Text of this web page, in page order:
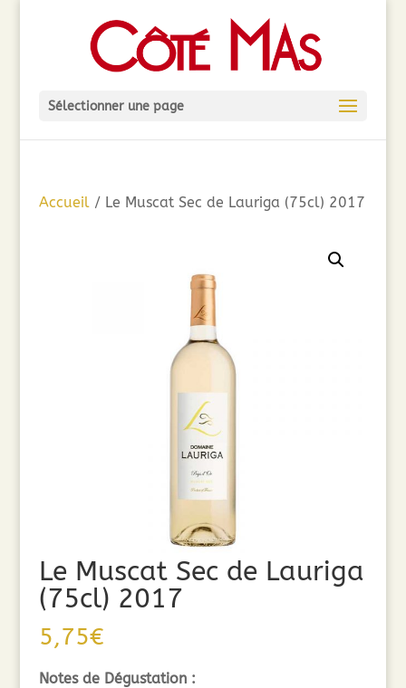
Sélectionner une page
Accueil/ Le Muscat Sec de Lauriga (75cl) 2017
Le Muscat Sec de Lauriga
(75cl) 2017
5,75€
Notes de Dégustation :